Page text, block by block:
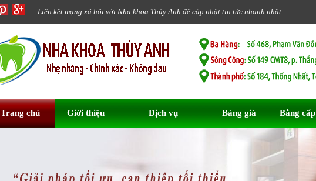
Liên kết mạng xã hội với Nha khoa Thùy Anh để cập nhật tin tức nhanh nhất.
Trang chủ Giới thiệu Dịch vụ Bảng giá Bằng cấp